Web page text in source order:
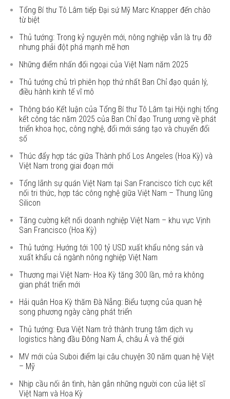
Tổng Bí thư Tô Lâm tiếp Đại sứ Mỹ Marc Knapper đến chào
từ biệt
Thủ tướng: Trong kỷ nguyên mới, nông nghiệp vẫn là trụ đỡ
nhưng phải đột phá mạnh mẽ hơn
Những điểm nhấn đối ngoại của Việt Nam năm 2025
Thủ tướng chủ trì phiên họp thứ nhất Ban Chỉ đạo quản lý,
điều hành kinh tế vĩ mô
Thông báo Kết luận của Tổng Bí thư Tô Lâm tại Hội nghị tổng
kết công tác năm 2025 của Ban Chỉ đạo Trung ương về phát
triển khoa học, công nghệ, đổi mới sáng tạo và chuyển đổi
số
Thúc đẩy hợp tác giữa Thành phố Los Angeles (Hoa Kỳ) và
Việt Nam trong giai đoạn mới
Tổng lãnh sự quán Việt Nam tại San Francisco tích cực kết
nối tri thức, hợp tác công nghệ giữa Việt Nam – Thung lũng
Silicon
Tăng cường kết nối doanh nghiệp Việt Nam – khu vực Vịnh
San Francisco (Hoa Kỳ)
Thủ tướng: Hướng tới 100 tỷ USD xuất khẩu nông sản và
xuất khẩu cả ngành nông nghiệp Việt Nam
Thương mại Việt Nam- Hoa Kỳ tăng 300 lần, mở ra không
gian phát triển mới
Hải quân Hoa Kỳ thăm Đà Nẵng: Biểu tượng của quan hệ
song phương ngày càng phát triển
Thủ tướng: Đưa Việt Nam trở thành trung tâm dịch vụ
logistics hàng đầu Đông Nam Á, châu Á và thế giới
MV mới của Suboi điểm lại câu chuyện 30 năm quan hệ Việt
– Mỹ
Nhịp cầu nối ân tình, hàn gắn những người con của liệt sĩ
Việt Nam và Hoa Kỳ